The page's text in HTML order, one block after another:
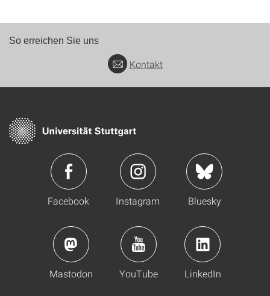
So erreichen Sie uns
Kontakt
Facebook Instagram Bluesky
Mastodon YouTube LinkedIn